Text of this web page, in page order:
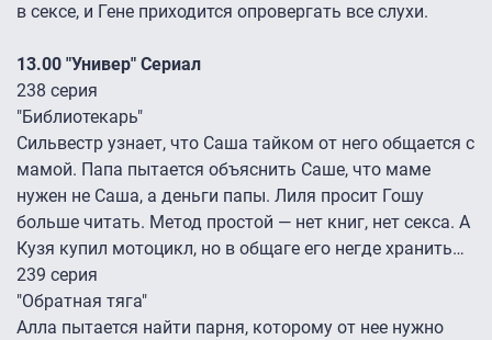
в сексе, и Гене приходится опровергать все слухи.
13.00 "Универ" Сериал
238 серия
"Библиотекарь"
Сильвестр узнает, что Саша тайком от него общается с
мамой. Папа пытается объяснить Саше, что маме
нужен не Саша, а деньги папы. Лиля просит Гошу
больше читать. Метод простой — нет книг, нет секса. А
Кузя купил мотоцикл, но в общаге его негде хранить…
239 серия
"Обратная тяга"
Алла пытается найти парня, которому от нее нужно